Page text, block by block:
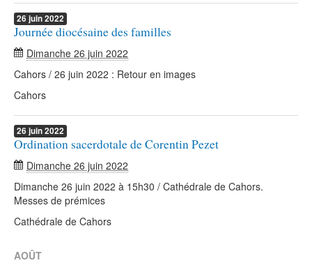
26 juin2022
Journée diocésaine des familles
Dimanche 26 juin 2022
Cahors / 26 juin 2022 : Retour en images
Cahors
26 juin2022
Ordination sacerdotale de Corentin Pezet
Dimanche 26 juin 2022
Dimanche 26 juin 2022 à 15h30 / Cathédrale de Cahors.
Messes de prémices
Cathédrale de Cahors
AOÛT